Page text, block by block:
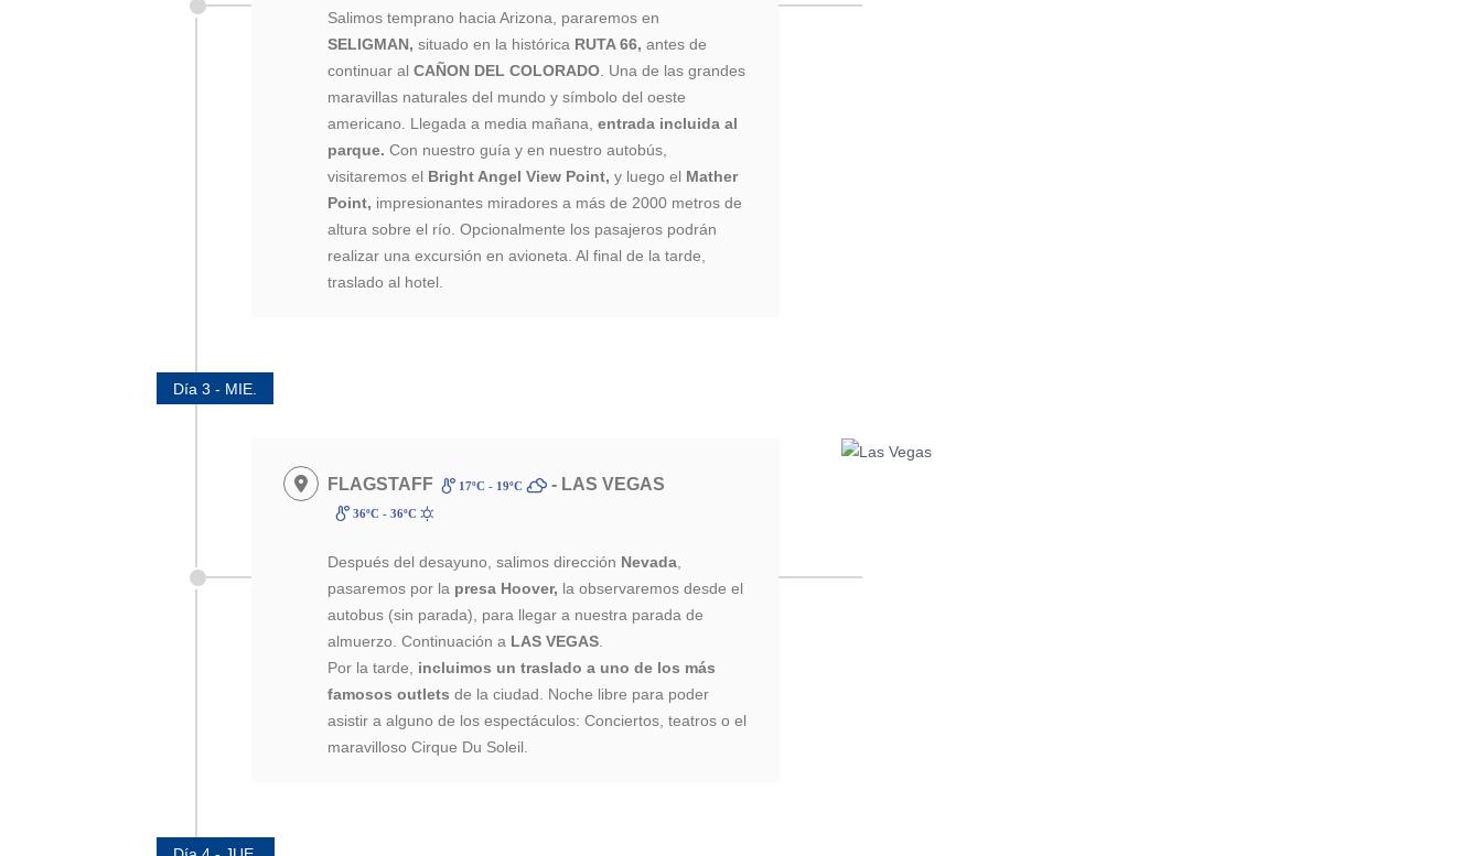
Salimos temprano hacia Arizona, pararemos en
SELIGMAN, situado en la histórica RUTA 66, antes de
continuar alCAÑON DEL COLORADO. Una de las grandes
maravillas naturales del mundo y símbolo del oeste
americano. Llegada a media mañana,entrada incluida al
parque. Con nuestro guía y en nuestro autobús,
visitaremos el Bright Angel View Point, y luego el Mather
Point, impresionantes miradores a más de 2000 metros de
altura sobre el río. Opcionalmente los pasajeros podrán
realizar una excursión en avioneta. Al final de la tarde,
traslado al hotel.
Día 3 - MIE.
FLAGSTAFF 17ºC - 19ºC - LAS VEGAS
36ºC - 36ºC
Después del desayuno, salimos dirección Nevada,
pasaremos por la presa Hoover, la observaremos desde el
autobus (sin parada), para llegar a nuestra parada de
almuerzo. Continuación a LAS VEGAS.
Por la tarde, incluimos un traslado a uno de los más
famosos outletsde la ciudad. Noche libre para poder
asistir a alguno de los espectáculos: Conciertos, teatros o el
maravilloso Cirque Du Soleil.